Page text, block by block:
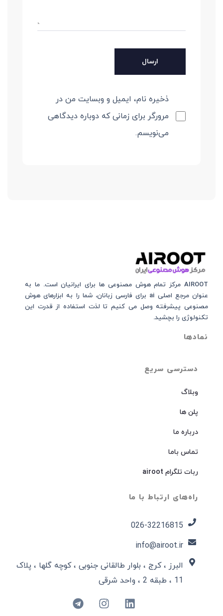
ذخیره نام، ایمیل و وبسایت من در
مرورگر برای زمانی که دوباره دیدگاهی
می‌نویسم.
دسترسی سریع
وبلاگ
پلن ها
درباره ما
تماس باما
ربات تلگرام airoot
راه‌های ارتباط با ما
026-32216815​
info@airoot.ir
البرز ، کرج ، بلوار طالقانی جنوبی ، کوچه گلها ، پلاک
11 ، طبقه 2 ، واحد شرقی
AIROOT مرکز تمام هوش مصنوعی‌‌‌ ها برای ایرانیان است. ما به
عنوان مرجع اصلی ai برای فارسی زبانان، شما را به ابزارهای هوش
مصنوعی پیشرفته وصل می کنیم تا لذت استفاده از قدرت این
تکنولوژی را بچشید.
نمادها